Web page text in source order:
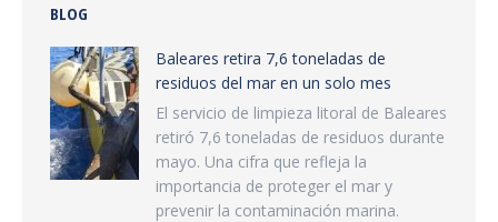
BLOG
Baleares retira 7,6 toneladas de
residuos del mar en un solo mes
El servicio de limpieza litoral de Baleares
retiró 7,6 toneladas de residuos durante
mayo. Una cifra que refleja la
importancia de proteger el mar y
prevenir la contaminación marina.